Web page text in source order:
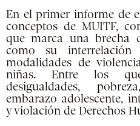
En el primer informe de
conceptos de MUITF,
que marca una brecha
como su
modalidades de
niñas. Entre los
desigualdades,
embarazo adolescente,
y violación de Derechos